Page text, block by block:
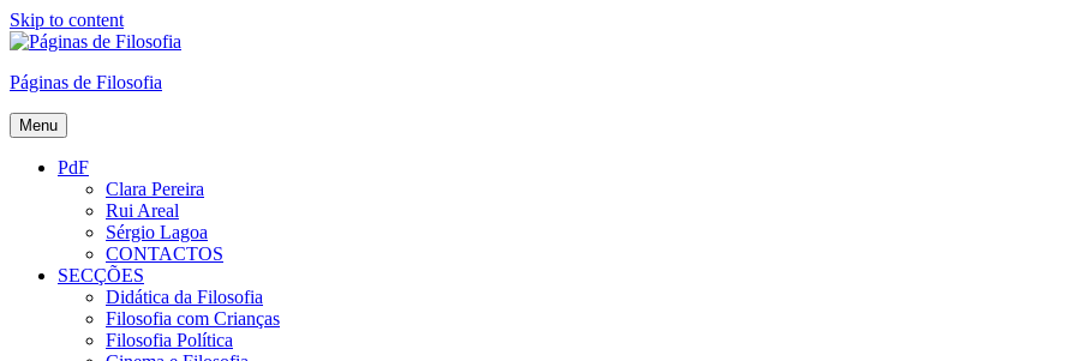
Skip to content
Páginas de Filosofia
Menu
PdF
Clara Pereira
Rui Areal
Sérgio Lagoa
CONTACTOS
SECÇÕES
Didática da Filosofia
Filosofia com Crianças
Filosofia Política